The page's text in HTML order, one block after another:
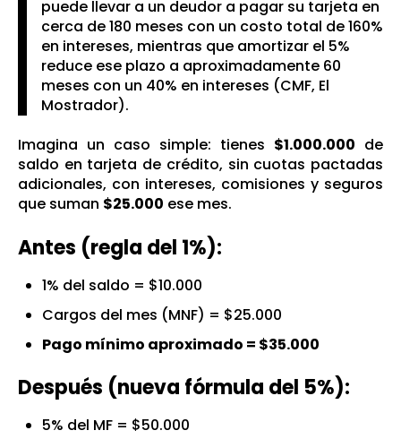
puede llevar a un deudor a pagar su tarjeta en
cerca de 180 meses con un costo total de 160%
en intereses, mientras que amortizar el 5%
reduce ese plazo a aproximadamente 60
meses con un 40% en intereses (CMF, El
Mostrador).
Imagina un caso simple: tienes $1.000.000 de
saldo en tarjeta de crédito, sin cuotas pactadas
adicionales, con intereses, comisiones y seguros
que suman $25.000 ese mes.
Antes (regla del 1%):
1% del saldo = $10.000
Cargos del mes (MNF) = $25.000
Pago mínimo aproximado = $35.000
Después (nueva fórmula del 5%):
5% del MF = $50.000